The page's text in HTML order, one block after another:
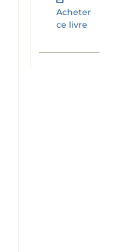
Acheter
ce livre